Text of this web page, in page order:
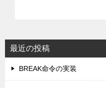
最近の投稿
BREAK命令の実装